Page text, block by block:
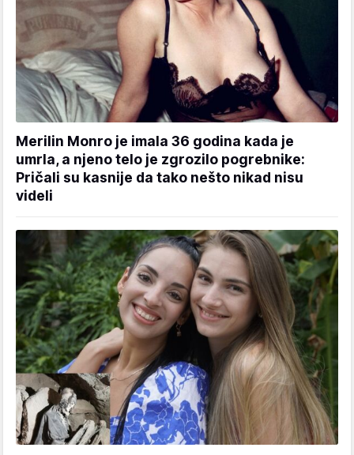
Merilin Monro je imala 36 godina kada je
umrla, a njeno telo je zgrozilo pogrebnike:
Pričali su kasnije da tako nešto nikad nisu
videli